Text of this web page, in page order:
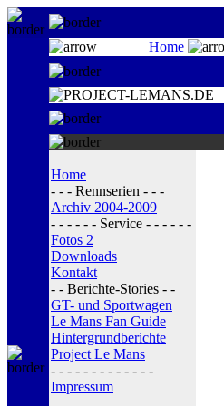
Home
Home
- - - Rennserien - - -
Archiv 2004-2009
- - - - - - Service - - - - - -
Fotos 2
Downloads
Kontakt
- - Berichte-Stories - -
GT- und Sportwagen
Le Mans Fan Guide
Hintergrundberichte
Project Le Mans
- - - - - - - - - - - - -
Impressum